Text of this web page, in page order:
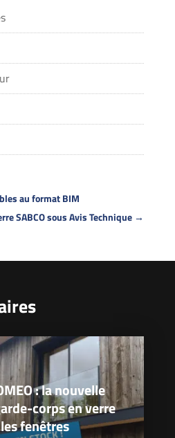
au format BIM
SABCO sous Avis Technique →
: la nouvelle
corps en verre
fenêtres